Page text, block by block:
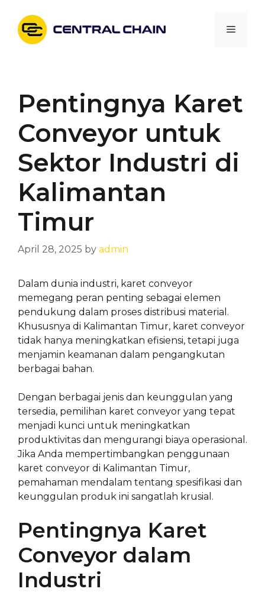
content
Menu
Pentingnya Karet
Conveyor untuk
Sektor Industri di
Kalimantan
Timur
April 28, 2025 by admin
Dalam dunia industri, karet conveyor
memegang peran penting sebagai elemen
pendukung dalam proses distribusi material.
Khususnya di Kalimantan Timur, karet conveyor
tidak hanya meningkatkan efisiensi, tetapi juga
menjamin keamanan dalam pengangkutan
berbagai bahan.
Dengan berbagai jenis dan keunggulan yang
tersedia, pemilihan karet conveyor yang tepat
menjadi kunci untuk meningkatkan
produktivitas dan mengurangi biaya operasional.
Jika Anda mempertimbangkan penggunaan
karet conveyor di Kalimantan Timur,
pemahaman mendalam tentang spesifikasi dan
keunggulan produk ini sangatlah krusial.
Pentingnya Karet
Conveyor dalam
Industri